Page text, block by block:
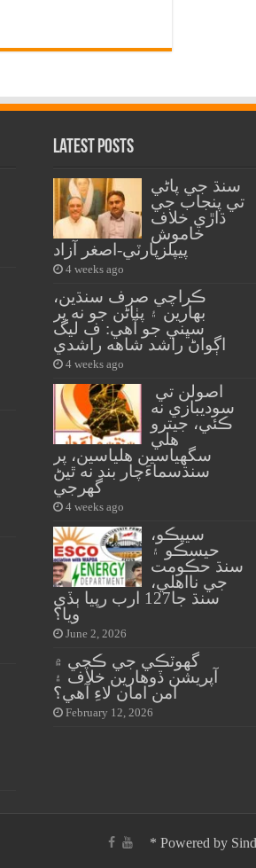
Latest Posts
سنڌ جي پاڻي
تي پنجاب جي
ڌاڙي خلاف
خاموش
پيپلزپارٽي-اصغر آزاد
4 weeks ago
ڪراچي صرف سنڌين،
بهارين ۽ پٺاڻن جو نه پر
سڀني جو آهي: ف ليگ
اڳواڻ راشد شاهه راشدي
4 weeks ago
سوديبازي نه
ڪئي، جيترو
هلي
سگهياسين هلياسين، پر
سنڌسماءَچار بند نه ٿيڻ
گهرجي
4 weeks ago
سيپڪو،
حيسڪو ۽
سنڌ حڪومت
جي نااهلي،
سنڌ جا127 ارب رپيا ٻڏي
ويا؟
June 2, 2026
گهوٽڪي جي ڪچي ۾
آپريشن ڏوهارين خلاف ۽
امن امان لاءِ آهي؟
February 12, 2026
* Powered by